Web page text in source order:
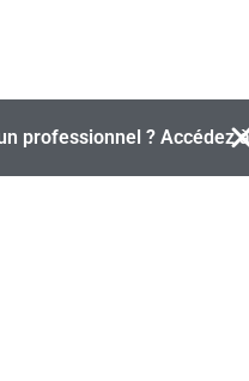
professionnel ? Accédez